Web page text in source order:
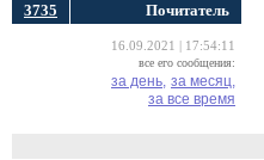
3735 Почитатель
16.09.2021 | 17:54:11
все его сообщения:
за день, за месяц,
за все время